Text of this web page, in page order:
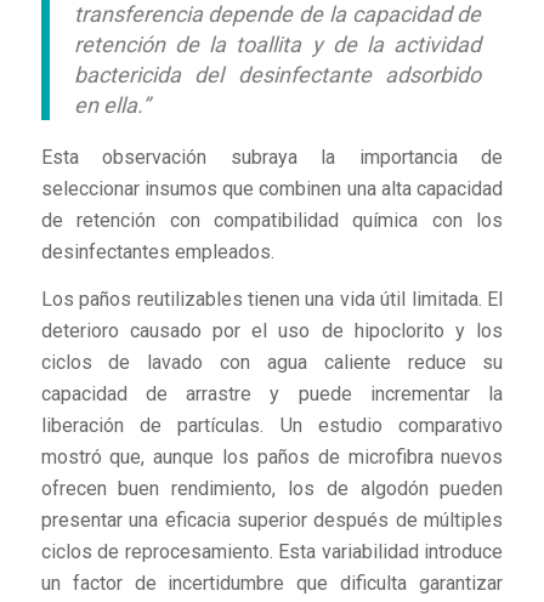
transferencia depende de la capacidad de
retención de la toallita y de la actividad
bactericida del desinfectante adsorbido
en ella.”
Esta observación subraya la importancia de
seleccionar insumos que combinen una alta capacidad
de retención con compatibilidad química con los
desinfectantes empleados.
Los paños reutilizables tienen una vida útil limitada. El
deterioro causado por el uso de hipoclorito y los
ciclos de lavado con agua caliente reduce su
capacidad de arrastre y puede incrementar la
liberación de partículas. Un estudio comparativo
mostró que, aunque los paños de microfibra nuevos
ofrecen buen rendimiento, los de algodón pueden
presentar una eficacia superior después de múltiples
ciclos de reprocesamiento. Esta variabilidad introduce
un factor de incertidumbre que dificulta garantizar